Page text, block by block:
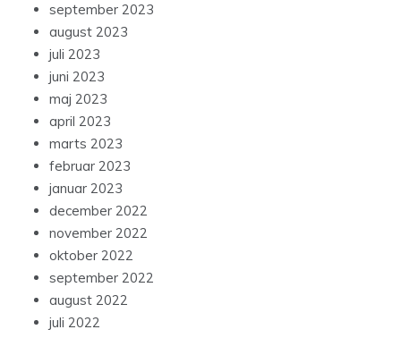
september 2023
august 2023
juli 2023
juni 2023
maj 2023
april 2023
marts 2023
februar 2023
januar 2023
december 2022
november 2022
oktober 2022
september 2022
august 2022
juli 2022